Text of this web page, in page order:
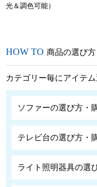
光＆調色可能）
商品の選び
カテゴリー毎にアイテ
ソファーの選び方・
テレビ台の選び方・
ライト照明器具の選